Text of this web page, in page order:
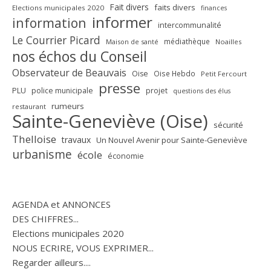
Elections municipales 2020 Fait divers faits divers finances
information informer intercommunalité
Le Courrier Picard Maison de santé médiathèque Noailles
nos échos du Conseil
Observateur de Beauvais Oise Oise Hebdo Petit Fercourt
PLU police municipale presse projet questions des élus
restaurant rumeurs
Sainte-Geneviève (Oise) sécurité
Thelloise travaux Un Nouvel Avenir pour Sainte-Geneviève
urbanisme école économie
AGENDA et ANNONCES
DES CHIFFRES...
Elections municipales 2020
NOUS ECRIRE, VOUS EXPRIMER...
Regarder ailleurs....